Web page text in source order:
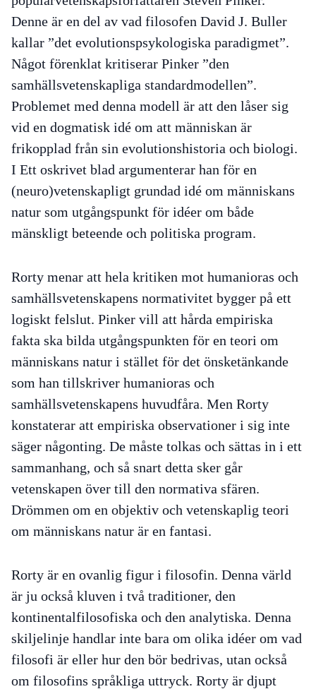
Denne är en del av vad filosofen David J. Buller
kallar ”det evolutionspsykologiska paradigmet”.
Något förenklat kritiserar Pinker ”den
samhällsvetenskapliga standardmodellen”.
Problemet med denna modell är att den låser sig
vid en dogmatisk idé om att människan är
frikopplad från sin evolutionshistoria och biologi.
I Ett oskrivet blad argumenterar han för en
(neuro)vetenskapligt grundad idé om människans
natur som utgångspunkt för idéer om både
mänskligt beteende och politiska program.
Rorty menar att hela kritiken mot humanioras och
samhällsvetenskapens normativitet bygger på ett
logiskt felslut. Pinker vill att hårda empiriska
fakta ska bilda utgångspunkten för en teori om
människans natur i stället för det önsketänkande
som han tillskriver humanioras och
samhällsvetenskapens huvudfåra. Men Rorty
konstaterar att empiriska observationer i sig inte
säger någonting. De måste tolkas och sättas in i ett
sammanhang, och så snart detta sker går
vetenskapen över till den normativa sfären.
Drömmen om en objektiv och vetenskaplig teori
om människans natur är en fantasi.
Rorty är en ovanlig figur i filosofin. Denna värld
är ju också kluven i två traditioner, den
kontinentalfilosofiska och den analytiska. Denna
skiljelinje handlar inte bara om olika idéer om vad
filosofi är eller hur den bör bedrivas, utan också
om filosofins språkliga uttryck. Rorty är djupt